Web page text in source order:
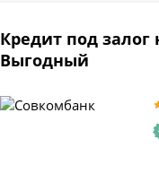
Кредит под
Выгодный